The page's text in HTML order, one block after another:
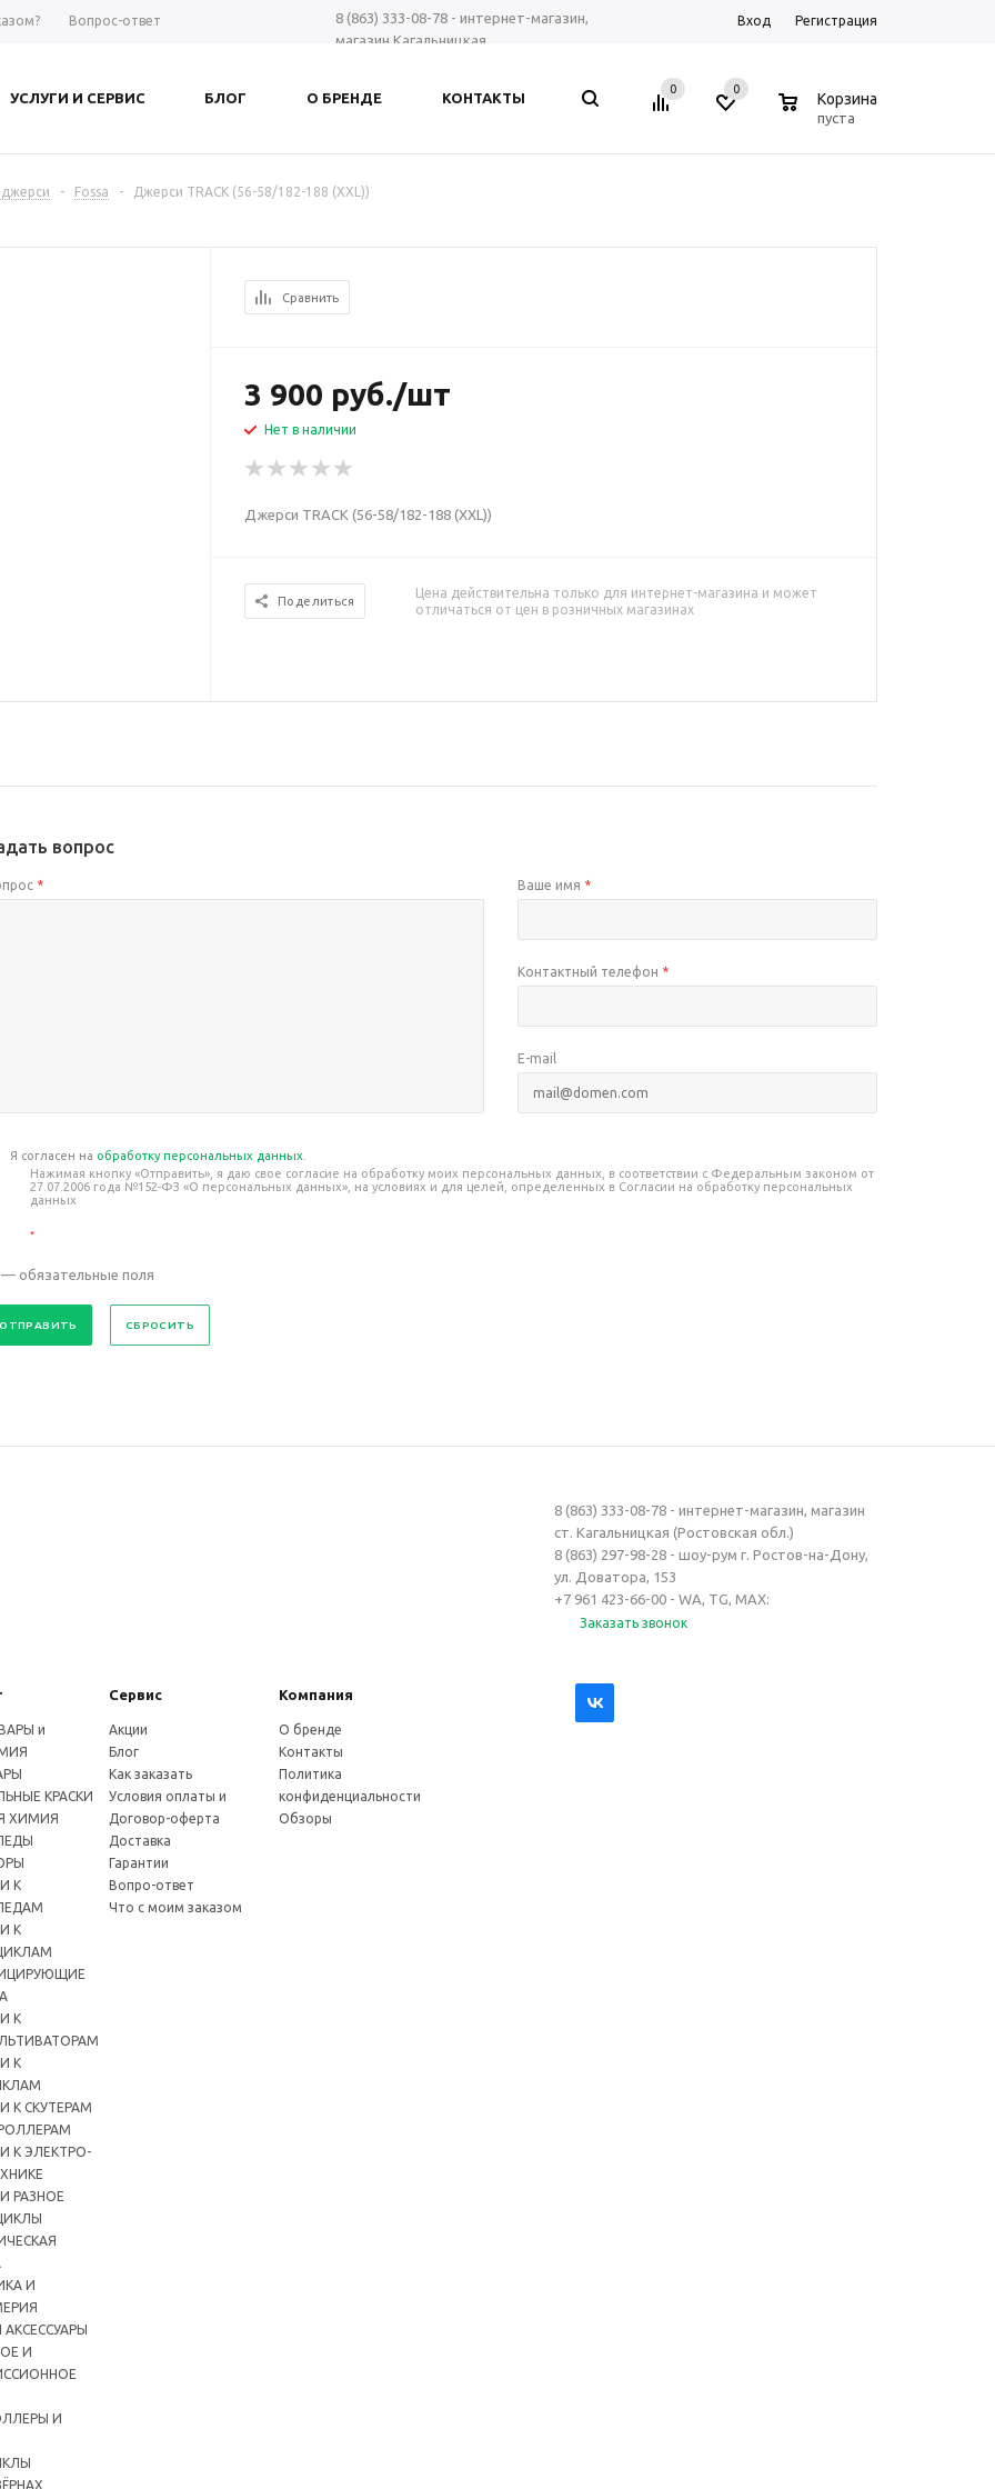
Вопрос-ответ
8 (863) 333-08-78 - интернет-магазин,
магазин Кагальницкая
+7 961 423-66-00 - MAX, Telegram, WhatsApp
Вход Регистрация
УСЛУГИ И СЕРВИС БЛОГ О БРЕНДЕ КОНТАКТЫ
0 0
Корзина
пуста
- Fossa - Джерси TRACK (56-58/182-188 (XXL))
Сравнить
3 900 руб./шт
Нет в наличии
Джерси TRACK (56-58/182-188 (XXL))
Поделиться
Цена действительна только для интернет-магазина и может
отличаться от цен в розничных магазинах
вопрос
* Ваше имя *
Контактный телефон *
E-mail
Я согласен на обработку персональных данных
Нажимая кнопку «Отправить», я даю свое согласие на обработку моих персональных данных, в соответствии с Федеральным законом от
27.07.2006 года №152-ФЗ «О персональных данных», на условиях и для целей, определенных в Согласии на обработку персональных
данных
*
обязательные поля
СБРОСИТЬ
8 (863) 333-08-78 - интернет-магазин, магазин
ст. Кагальницкая (Ростовская обл.)
8 (863) 297-98-28 - шоу-рум г. Ростов-на-Дону,
ул. Доватора, 153
+7 961 423-66-00 - WA, TG, MAX:
Заказать звонок
Сервис Компания
и
КРАСКИ
ХИМИЯ
К
К
К
К
К СКУТЕРАМ
К ЭЛЕКТРО-
РАЗНОЕ
И
И
И
Акции
Блог
Как заказать
Условия оплаты и
Договор-оферта
Доставка
Гарантии
Вопро-ответ
Что с моим заказом
О бренде
Контакты
Политика
конфиденциальности
Обзоры